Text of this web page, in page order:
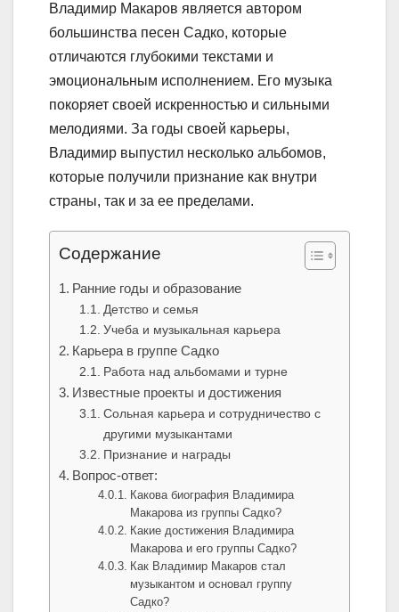
Владимир Макаров является автором
большинства песен Садко, которые
отличаются глубокими текстами и
эмоциональным исполнением. Его музыка
покоряет своей искренностью и сильными
мелодиями. За годы своей карьеры,
Владимир выпустил несколько альбомов,
которые получили признание как внутри
страны, так и за ее пределами.
Содержание
Ранние годы и образование
Детство и семья
Учеба и музыкальная карьера
Карьера в группе Садко
Работа над альбомами и турне
Известные проекты и достижения
Сольная карьера и сотрудничество с
другими музыкантами
Признание и награды
Вопрос-ответ:
Какова биография Владимира
Макарова из группы Садко?
Какие достижения Владимира
Макарова и его группы Садко?
Как Владимир Макаров стал
музыкантом и основал группу
Садко?